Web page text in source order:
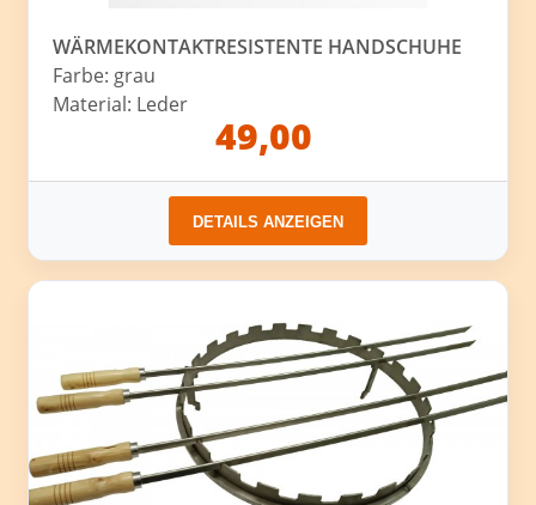
WÄRMEKONTAKTRESISTENTE HANDSCHUHE
Farbe: grau
Material: Leder
49,00
DETAILS ANZEIGEN